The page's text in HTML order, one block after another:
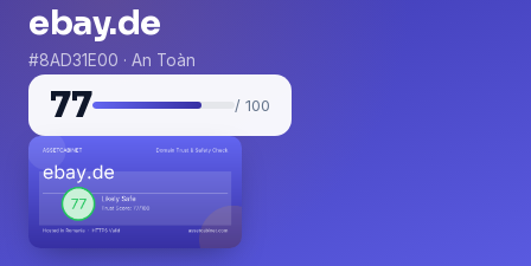
ebay.de
#8AD31E00 · An Toàn
77 / 100